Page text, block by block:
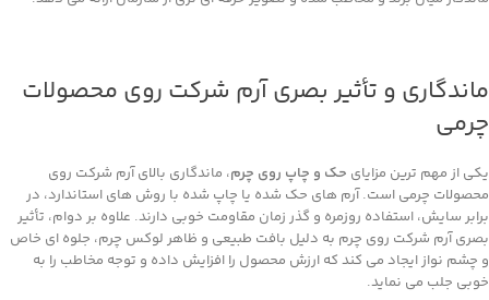
ماندگاری و تأثیر بصری آرم شرکت روی محصولات
چرمی
یکی از مهم ‌ترین مزایای حک و چاپ روی چرم، ماندگاری بالای آرم شرکت روی
محصولات چرمی است. آرم ‌های حک‌ شده یا چاپ ‌شده با روش‌ های استاندارد، در
برابر سایش، استفاده روزمره و گذر زمان مقاومت خوبی دارند. علاوه بر دوام، تأثیر
بصری آرم شرکت روی چرم به دلیل بافت طبیعی و ظاهر لوکس چرم، جلوه‌ ای خاص
و چشم‌ نواز ایجاد می ‌کند که ارزش محصول را افزایش داده و توجه مخاطب را به
‌خوبی جلب می‌ نماید.